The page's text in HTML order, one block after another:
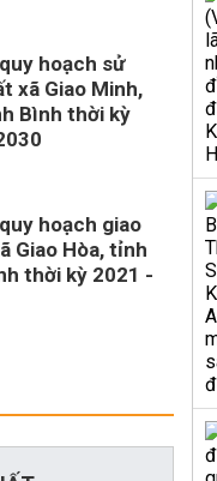
hoạch sử
xã Giao Minh,
Bình thời kỳ
hoạch giao
Giao Hòa, tỉnh
thời kỳ 2021 -